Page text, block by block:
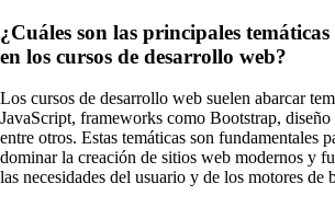
¿Cuáles son las principales
en los cursos de desarrollo web?
Los cursos de desarrollo web suelen abarcar
JavaScript, frameworks como Bootstrap,
entre otros. Estas temáticas son fundamentales
dominar la creación de sitios web modernos y
las necesidades del usuario y de los motores de